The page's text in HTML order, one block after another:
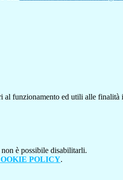
al funzionamento ed utili alle finalità
è possibile disabilitarli.
POLICY.